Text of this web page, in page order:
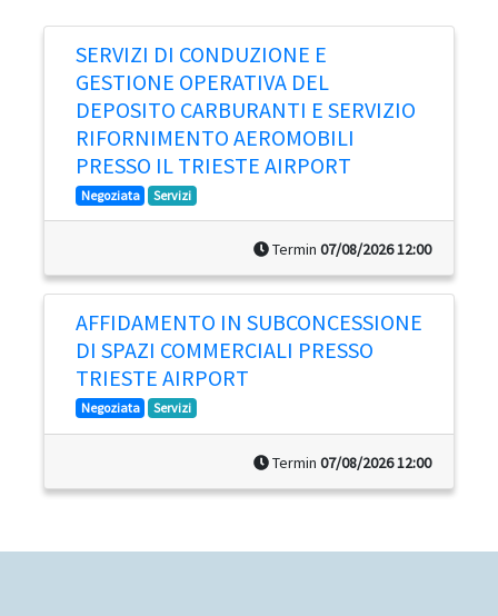
SERVIZI DI CONDUZIONE E
GESTIONE OPERATIVA DEL
DEPOSITO CARBURANTI E SERVIZIO
RIFORNIMENTO AEROMOBILI
PRESSO IL TRIESTE AIRPORT
Negoziata Servizi
Termin 07/08/2026 12:00
AFFIDAMENTO IN SUBCONCESSIONE
DI SPAZI COMMERCIALI PRESSO
TRIESTE AIRPORT
Negoziata Servizi
Termin 07/08/2026 12:00